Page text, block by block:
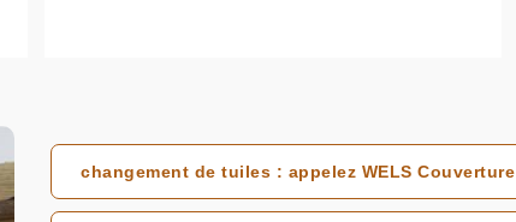
changement de tuiles : appelez WELS Couverture